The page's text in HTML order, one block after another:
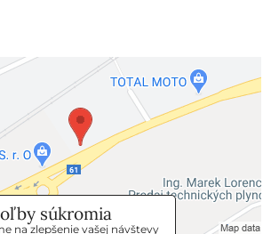
súkromia
na zlepšenie vašej návštevy